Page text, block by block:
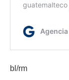
bl/rm